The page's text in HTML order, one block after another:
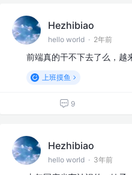
Hezhibiao
hello world · 2年前
前端真的干不下去了么，越
上班摸鱼
9
Hezhibiao
hello world · 3年前